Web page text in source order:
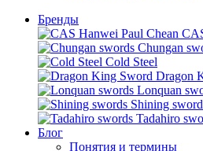
Бренды
Chungan
Cold Steel
Dragon
Lonquan
Shining
Tadahiro
Блог
Понятия и термины